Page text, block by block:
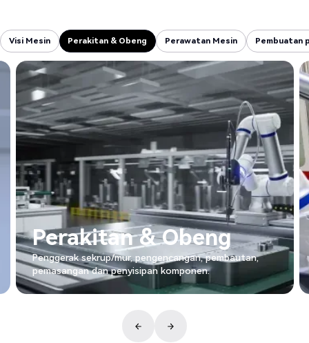
Visi Mesin
Visi Mesin
Perakitan & Obeng
Perakitan & Obeng
Perawatan Mesin
Perawatan Mesin
Pembuatan
Pembuatan
Perakitan & Obeng
Penggerak sekrup/mur, pengencangan, pembautan,
pemasangan dan penyisipan komponen.